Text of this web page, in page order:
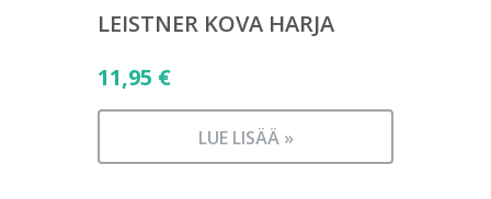
LEISTNER KOVA HARJA
11,95 €
LUE LISÄÄ »